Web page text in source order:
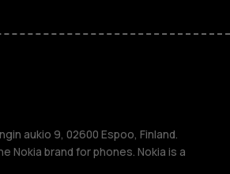
aukio 9, 02600 Espoo, Finland.
Nokia brand for phones. Nokia is a